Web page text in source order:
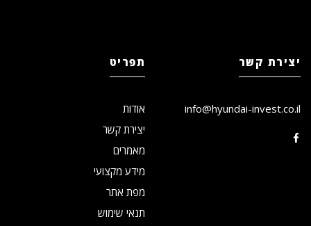
יצירת קשר
info@hyundai-invest.co.il
תפריט
אודות
יצירת קשר
מאמרים
מידע מקצועי
מפת אתר
תנאי שימוש